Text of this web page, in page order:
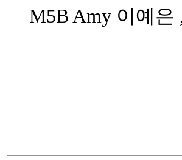
M5B Amy 이예은